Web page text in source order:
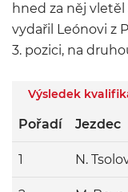
hned za něj
vydařil Leónovi z
3. pozici, na
Výsledek
Pořadí Jezdec
1 N.